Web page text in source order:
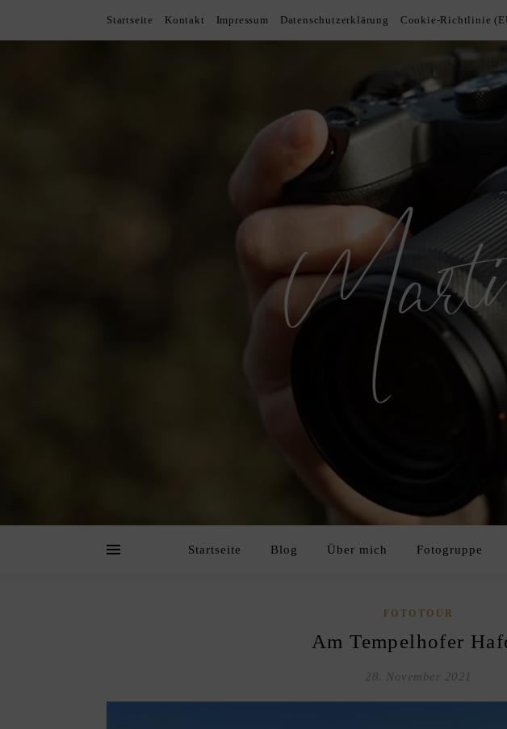
Startseite Kontakt Impressum Datenschutzerklärung Cookie-Richtlinie
Startseite Blog Über mich Fotogruppe
FOTOTOUR
Am Tempelhofer
28. November 2021